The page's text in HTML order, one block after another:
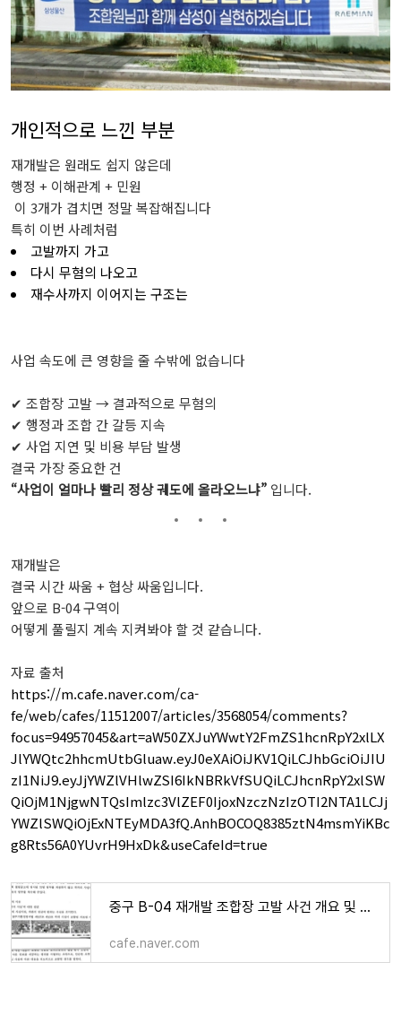
개인적으로 느낀 부분
재개발은 원래도 쉽지 않은데
행정 + 이해관계 + 민원
이 3개가 겹치면 정말복잡해집니다
특히 이번 사례처럼
고발까지 가고
다시 무혐의 나오고
재수사까지 이어지는 구조는
사업 속도에 큰 영향을 줄 수밖에 없습니다
✔ 조합장 고발 → 결과적으로 무혐의
✔ 행정과조합 간 갈등 지속
✔ 사업 지연 및 비용 부담 발생
결국 가장중요한건
“사업이 얼마나 빨리 정상궤도에 올라오느냐” 입니다.
재개발은
결국 시간싸움 +협상싸움입니다.
앞으로 B-04구역이
어떻게 풀릴지 계속 지켜봐야 할 것 같습니다.
자료 출처
https://m.cafe.naver.com/ca-
fe/web/cafes/11512007/articles/3568054/comments?
focus=94957045&art=aW50ZXJuYWwtY2FmZS1hcnRpY2xlLX
JlYWQtc2hhcmUtbGluaw.eyJ0eXAiOiJKV1QiLCJhbGciOiJIU
zI1NiJ9.eyJjYWZlVHlwZSI6IkNBRkVfSUQiLCJhcnRpY2xlSW
QiOjM1NjgwNTQsImlzc3VlZEF0IjoxNzczNzIzOTI2NTA1LCJj
YWZlSWQiOjExNTEyMDA3fQ.AnhBOCOQ8385ztN4msmYiKBc
g8Rts56A0YUvrH9HxDk&useCafeId=true
중구 B-04 재개발 조합장 고발 사건 개요 및 진행 과정(B04)
cafe.naver.com